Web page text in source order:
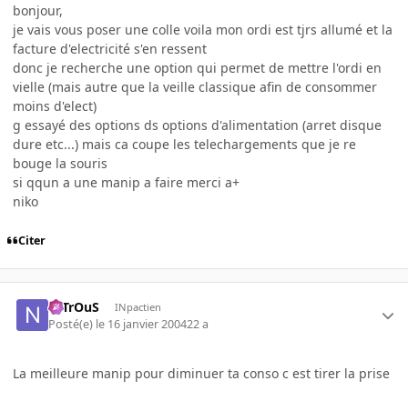
bonjour,
je vais vous poser une colle voila mon ordi est tjrs allumé et la
facture d'electricité s'en ressent
donc je recherche une option qui permet de mettre l'ordi en
vielle (mais autre que la veille classique afin de consommer
moins d'elect)
g essayé des options ds options d'alimentation (arret disque
dure etc...) mais ca coupe les telechargements que je re
bouge la souris
si qqun a une manip a faire merci a+
niko
Citer
NiTrOuS INpactien
Posté(e) le 16 janvier 200422 a
La meilleure manip pour diminuer ta conso c est tirer la prise